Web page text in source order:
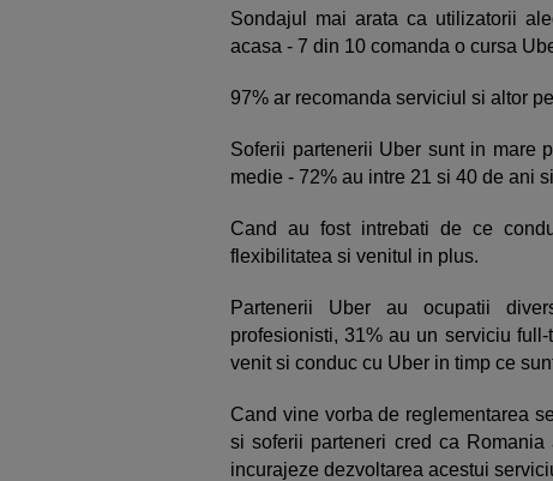
Sondajul mai arata ca utilizatorii
acasa - 7 din 10 comanda o cursa
97% ar recomanda serviciul si altor
Soferii partenerii Uber sunt in mare
medie - 72% au intre 21 si 40 de ani
Cand au fost intrebati de ce
flexibilitatea si venitul in plus.
Partenerii Uber au ocupatii
profesionisti, 31% au un serviciu
venit si conduc cu Uber in timp ce
Cand vine vorba de reglementarea
si soferii parteneri cred ca
incurajeze dezvoltarea acestui